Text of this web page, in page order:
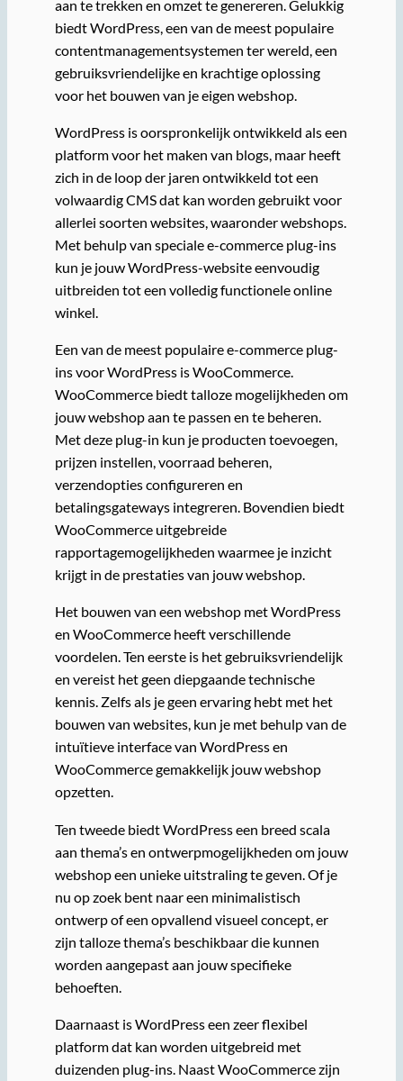
aan te trekken en omzet te genereren. Gelukkig
biedt WordPress, een van de meest populaire
contentmanagementsystemen ter wereld, een
gebruiksvriendelijke en krachtige oplossing
voor het bouwen van je eigen webshop.
WordPress is oorspronkelijk ontwikkeld als een
platform voor het maken van blogs, maar heeft
zich in de loop der jaren ontwikkeld tot een
volwaardig CMS dat kan worden gebruikt voor
allerlei soorten websites, waaronder webshops.
Met behulp van speciale e-commerce plug-ins
kun je jouw WordPress-website eenvoudig
uitbreiden tot een volledig functionele online
winkel.
Een van de meest populaire e-commerce plug-
ins voor WordPress is WooCommerce.
WooCommerce biedt talloze mogelijkheden om
jouw webshop aan te passen en te beheren.
Met deze plug-in kun je producten toevoegen,
prijzen instellen, voorraad beheren,
verzendopties configureren en
betalingsgateways integreren. Bovendien biedt
WooCommerce uitgebreide
rapportagemogelijkheden waarmee je inzicht
krijgt in de prestaties van jouw webshop.
Het bouwen van een webshop met WordPress
en WooCommerce heeft verschillende
voordelen. Ten eerste is het gebruiksvriendelijk
en vereist het geen diepgaande technische
kennis. Zelfs als je geen ervaring hebt met het
bouwen van websites, kun je met behulp van de
intuïtieve interface van WordPress en
WooCommerce gemakkelijk jouw webshop
opzetten.
Ten tweede biedt WordPress een breed scala
aan thema’s en ontwerpmogelijkheden om jouw
webshop een unieke uitstraling te geven. Of je
nu op zoek bent naar een minimalistisch
ontwerp of een opvallend visueel concept, er
zijn talloze thema’s beschikbaar die kunnen
worden aangepast aan jouw specifieke
behoeften.
Daarnaast is WordPress een zeer flexibel
platform dat kan worden uitgebreid met
duizenden plug-ins. Naast WooCommerce zijn